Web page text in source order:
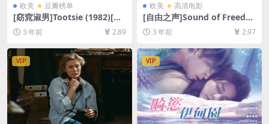
欧美 豆瓣榜单
[窈窕淑男]Tootsie (1982)[百
度网盘+夸克网盘1080P超清
未删减资源][网盘在线播放/下
载][MP4/7.5GB][中英字幕]
3 年前 2.89
欧美 高清电影
[自由之声]Sound of Freedo
m (2023)[百度网盘+夸克网盘
1080P超清未删减资源][网盘
在线播放/下载][MP4/7.9GB]
[中英字幕]
3 年前 2.97
VIP VIP